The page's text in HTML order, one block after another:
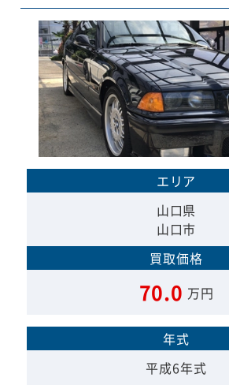
エリア
山口県
山口市
買取価格
70.0 万円
年式
平成6年式